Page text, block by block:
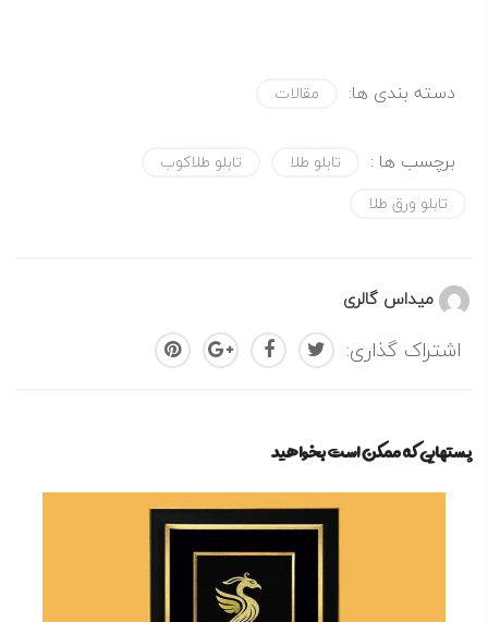
دسته بندی ها: مقالات
برچسب ها : تابلو طلا
تابلو طلاکوب
تابلو ورق طلا
میداس گالری
اشتراک گذاری:
پستهایی که ممکن است بخواهید